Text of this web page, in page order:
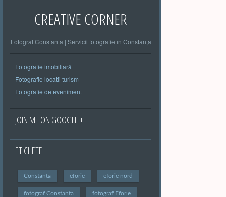
CREATIVE CORNER
Fotograf Constanta | Servicii fotografie în Constanța
Fotografie imobiliară
Fotografie locatii turism
Fotografie de eveniment
JOIN ME ON GOOGLE +
ETICHETE
Constanta eforie eforie nord
fotograf Constanta fotograf Eforie